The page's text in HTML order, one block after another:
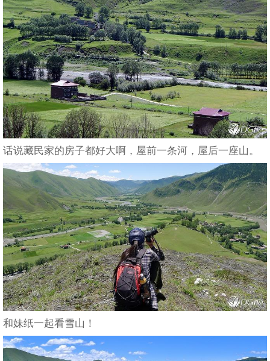
话说藏民家的房子都好大啊，屋前一条河，屋后一座山。
和妹纸一起看雪山！